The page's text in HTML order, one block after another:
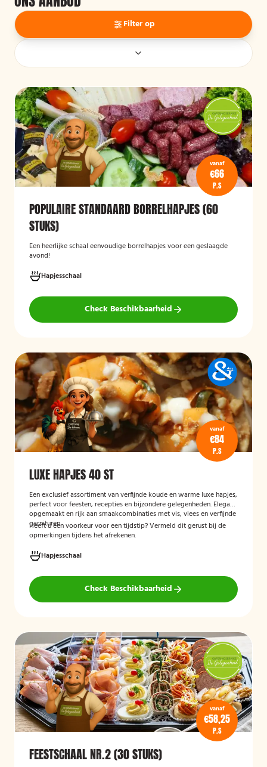
Filter op
vanaf
€66
P.S
POPULAIRE STANDAARD BORRELHAPJES (60
STUKS)
Een heerlijke schaal eenvoudige borrelhapjes voor een geslaagde
avond!
Hapjesschaal
Check Beschikbaarheid
vanaf
€84
P.S
LUXE HAPJES 40 ST
Een exclusief assortiment van verfijnde koude en warme luxe hapjes,
perfect voor feesten, recepties en bijzondere gelegenheden. Elegant
opgemaakt en rijk aan smaakcombinaties met vis, vlees en verfijnde
garnituren.
Heeft u een voorkeur voor een tijdstip? Vermeld dit gerust bij de
opmerkingen tijdens het afrekenen.
Hapjesschaal
Check Beschikbaarheid
vanaf
€58,25
P.S
FEESTSCHAAL NR.2 (30 STUKS)